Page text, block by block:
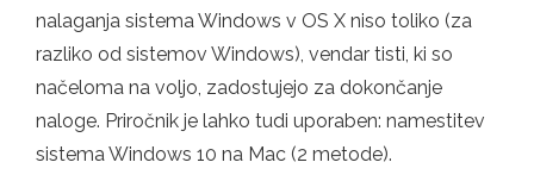
nalaganja sistema Windows v OS X niso toliko (za
razliko od sistemov Windows), vendar tisti, ki so
načeloma na voljo, zadostujejo za dokončanje
naloge. Priročnik je lahko tudi uporaben: namestitev
sistema Windows 10 na Mac (2 metode).